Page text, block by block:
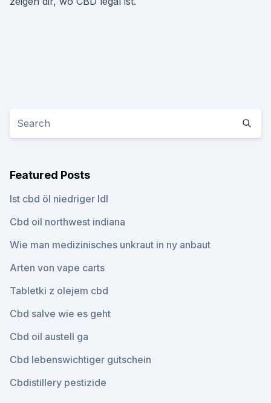
Featured Posts
Ist cbd öl niedriger ldl
Cbd oil northwest indiana
Wie man medizinisches unkraut in ny anbaut
Arten von vape carts
Tabletki z olejem cbd
Cbd salve wie es geht
Cbd oil austell ga
Cbd lebenswichtiger gutschein
Cbdistillery pestizide